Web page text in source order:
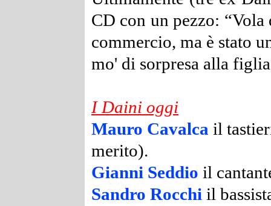
CD con un pezzo:
commercio, ma è stato
mo' di sorpresa alla
I Daini oggi
Mauro Cavalca il
merito).
Gianni Seddio il
Sandro Rocchi il